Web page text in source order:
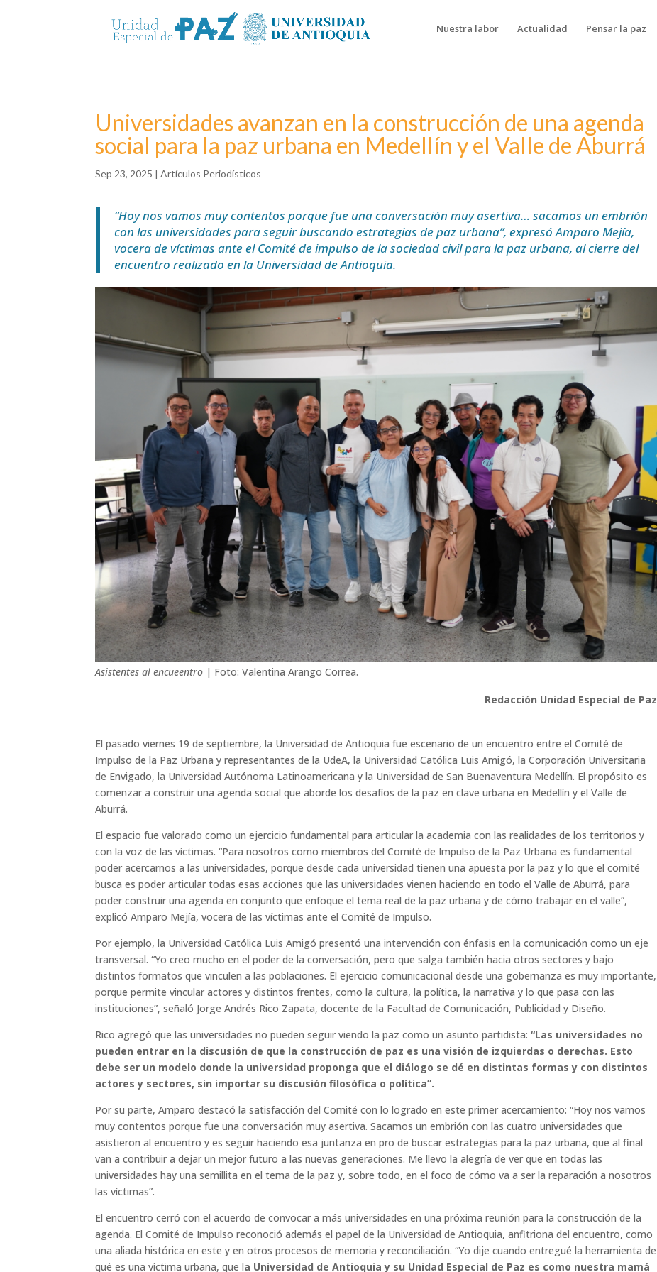
Nuestra labor Actualidad Pensar la paz
Universidades avanzan en la construcción de una agenda
social para la paz urbana en Medellín y el Valle de Aburrá
Sep 23, 2025 |Artículos Periodísticos
“Hoy nos vamos muy contentos porque fue una conversación muy asertiva… sacamos un embrión
con las universidades para seguir buscando estrategias de paz urbana”, expresó Amparo Mejía,
vocera de víctimas ante el Comité de impulso de la sociedad civil para la paz urbana, al cierre del
encuentro realizado en la Universidad de Antioquia.
Asistentes al encueentro | Foto: Valentina Arango Correa.
Redacción Unidad Especial de Paz
El pasado viernes 19 de septiembre, la Universidad de Antioquia fue escenario de un encuentro entre el Comité de
Impulso de la Paz Urbana y representantes de la UdeA, la Universidad Católica Luis Amigó, la Corporación Universitaria
de Envigado, la Universidad Autónoma Latinoamericana y la Universidad de San Buenaventura Medellín. El propósito es
comenzar a construir una agenda social que aborde los desafíos de la paz en clave urbana en Medellín y el Valle de
Aburrá.
El espacio fue valorado como un ejercicio fundamental para articular la academia con las realidades de los territorios y
con la voz de las víctimas. “Para nosotros como miembros del Comité de Impulso de la Paz Urbana es fundamental
poder acercarnos a las universidades, porque desde cada universidad tienen una apuesta por la paz y lo que el comité
busca es poder articular todas esas acciones que las universidades vienen haciendo en todo el Valle de Aburrá, para
poder construir una agenda en conjunto que enfoque el tema real de la paz urbana y de cómo trabajar en el valle”,
explicó Amparo Mejía, vocera de las víctimas ante el Comité de Impulso.
Por ejemplo, la Universidad Católica Luis Amigó presentó una intervención con énfasis en la comunicación como un eje
transversal. “Yo creo mucho en el poder de la conversación, pero que salga también hacia otros sectores y bajo
distintos formatos que vinculen a las poblaciones. El ejercicio comunicacional desde una gobernanza es muy importante,
porque permite vincular actores y distintos frentes, como la cultura, la política, la narrativa y lo que pasa con las
instituciones”, señaló Jorge Andrés Rico Zapata, docente de la Facultad de Comunicación, Publicidad y Diseño.
Rico agregó que las universidades no pueden seguir viendo la paz como un asunto partidista: “Las universidades no
pueden entrar en la discusión de que la construcción de paz es una visión de izquierdas o derechas. Esto
debe ser un modelo donde la universidad proponga que el diálogo se dé en distintas formas y con distintos
actores y sectores, sin importar su discusión filosófica o política”.
Por su parte, Amparo destacó la satisfacción del Comité con lo logrado en este primer acercamiento:“Hoy nos vamos
muy contentos porque fue una conversación muy asertiva. Sacamos un embrión con las cuatro universidades que
asistieron al encuentro y es seguir haciendo esa juntanza en pro de buscar estrategias para la paz urbana, que al final
van a contribuir a dejar un mejor futuro a las nuevas generaciones. Me llevo la alegría de ver que en todas las
universidades hay una semillita en el tema de la paz y, sobre todo, en el foco de cómo va a ser la reparación a nosotros
las víctimas”.
El encuentro cerró con el acuerdo de convocar a más universidades en una próxima reunión para la construcción de la
agenda. El Comité de Impulso reconoció además el papel de la Universidad de Antioquia, anfitriona del encuentro, como
una aliada histórica en este y en otros procesos de memoria y reconciliación. “Yo dije cuando entregué la herramienta de
qué es una víctima urbana, que la Universidad de Antioquia y su Unidad Especial de Paz es como nuestra mamá